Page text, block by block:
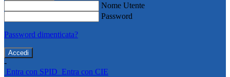
Nome Utente
Password
Password dimenticata?
-
Entra con SPID Entra con CIE